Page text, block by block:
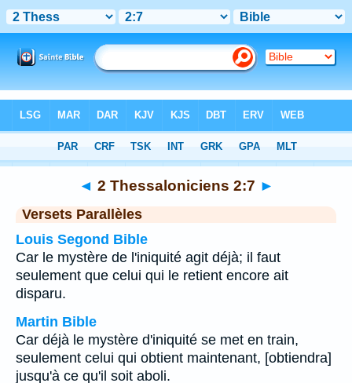
2 Thessaloniciens> Chapitre 2> Verset 7
◄ 2 Thessaloniciens 2:7 ►
Versets Parallèles
Louis Segond Bible
Car le mystère de l'iniquité agit déjà; il faut
seulement que celui qui le retient encore ait
disparu.
Martin Bible
Car déjà le mystère d'iniquité se met en train,
seulement celui qui obtient maintenant, [obtiendra]
jusqu'à ce qu'il soit aboli.